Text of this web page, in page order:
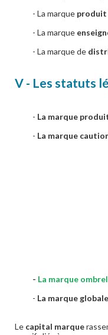
- La marque produit
- La marque
- La marque de
V - Les statuts
- La marque
- La marque
- La marque
- La marque globale
Le capital marque